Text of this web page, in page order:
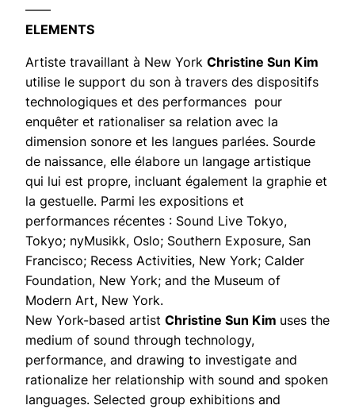
——
ELEMENTS
Artiste travaillant à New York Christine Sun Kim
utilise le support du son à travers des dispositifs
technologiques et des performances pour
enquêter et rationaliser sa relation avec la
dimension sonore et les langues parlées. Sourde
de naissance, elle élabore un langage artistique
qui lui est propre, incluant également la graphie et
la gestuelle. Parmi les expositions et
performances récentes : Sound Live Tokyo,
Tokyo; nyMusikk, Oslo; Southern Exposure, San
Francisco; Recess Activities, New York; Calder
Foundation, New York; and the Museum of
Modern Art, New York.
New York-based artist Christine Sun Kim uses the
medium of sound through technology,
performance, and drawing to investigate and
rationalize her relationship with sound and spoken
languages. Selected group exhibitions and